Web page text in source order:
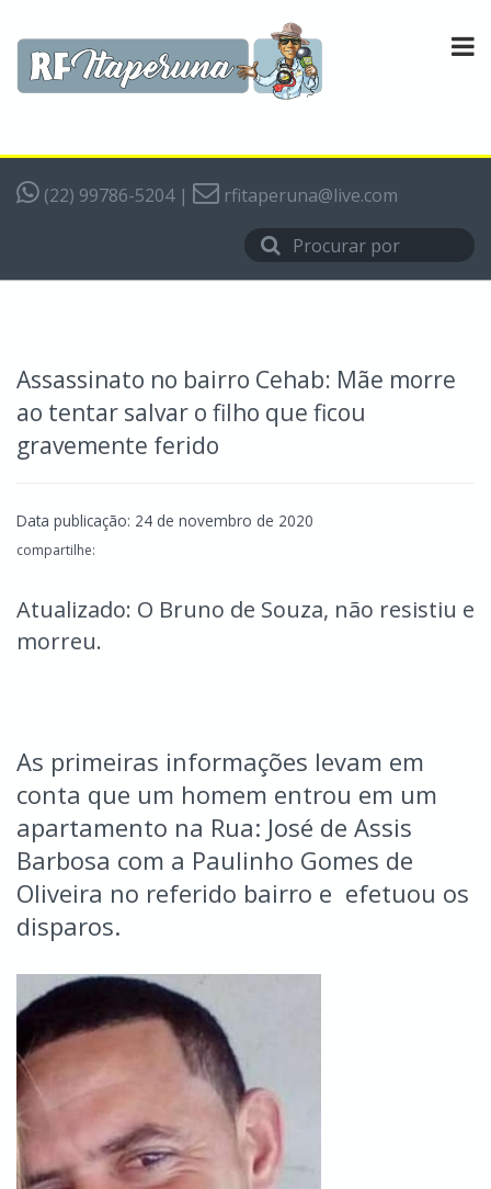
(22) 99786-5204| rfitaperuna@live.com
Assassinato no bairro Cehab: Mãe morre
ao tentar salvar o filho que ficou
gravemente ferido
Data publicação: 24 de novembro de 2020
compartilhe:
Atualizado: O Bruno de Souza, não resistiu e
morreu.
As primeiras informações levam em
conta que um homem entrou em um
apartamento na Rua: José de Assis
Barbosa com a Paulinho Gomes de
Oliveira no referido bairro e efetuou os
disparos.